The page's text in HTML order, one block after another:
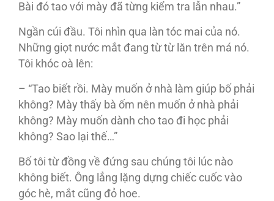
Bài đó tao với mày đã từng kiểm tra lẫn nhau.”
Ngần cúi đầu. Tôi nhìn qua làn tóc mai của nó.
Những giọt nước mắt đang từ từ lăn trên má nó.
Tôi khóc oà lên:
– “Tao biết rồi. Mày muốn ở nhà làm giúp bố phải
không? Mày thấy bà ốm nên muốn ở nhà phải
không? Mày muốn dành cho tao đi học phải
không? Sao lại thế…”
Bố tôi từ đồng về đứng sau chúng tôi lúc nào
không biết. Ông lẳng lặng dựng chiếc cuốc vào
góc hè, mắt cũng đỏ hoe.